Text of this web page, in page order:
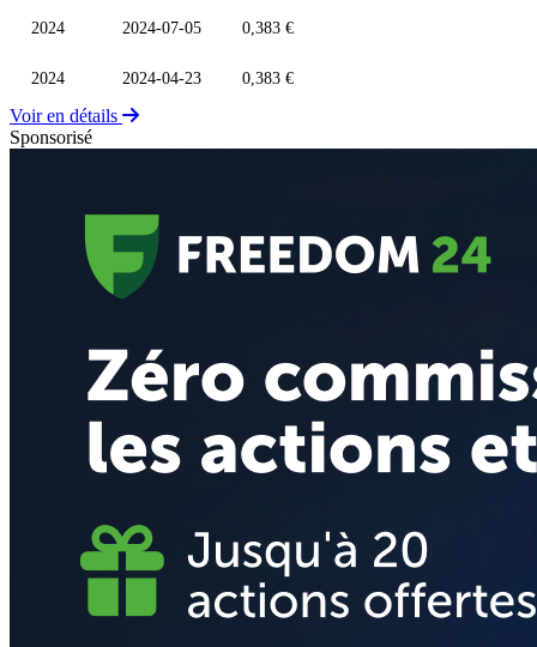
2024 2024-07-05 0,383 €
2024 2024-04-23 0,383 €
Voir en détails
Sponsorisé